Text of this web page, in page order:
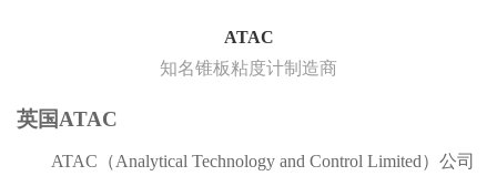
ATAC
知名锥板粘度计制造商
英国ATAC
ATAC（Analytical Technology and Control Limited）公司